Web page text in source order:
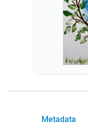
Metadata